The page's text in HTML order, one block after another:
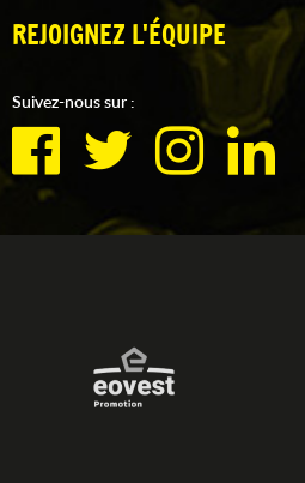
REJOIGNEZ L'ÉQUIPE
Suivez-nous sur :